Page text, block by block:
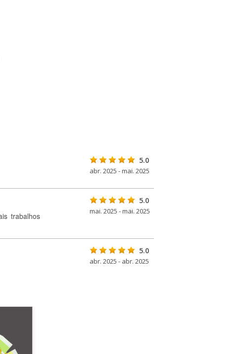
5.0
abr. 2025 - mai. 2025
trabalhos
5.0
mai. 2025 - mai. 2025
5.0
abr. 2025 - abr. 2025